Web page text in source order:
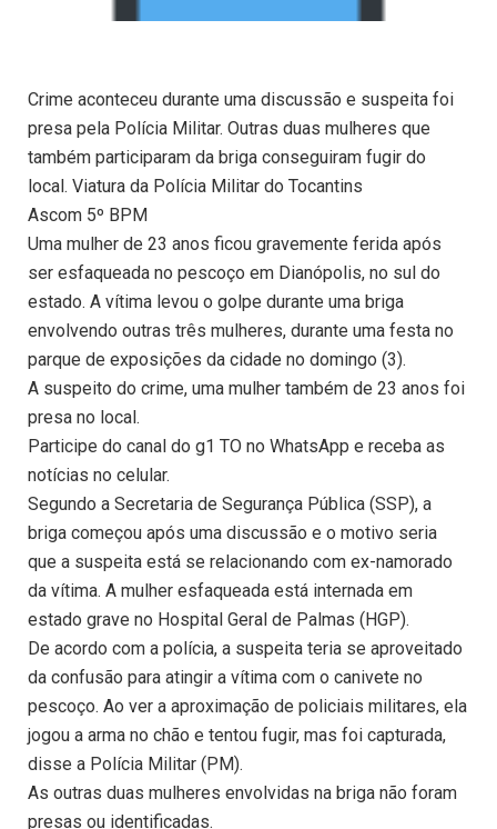
Crime aconteceu durante uma discussão e suspeita foi
presa pela Polícia Militar. Outras duas mulheres que
também participaram da briga conseguiram fugir do
local. Viatura da Polícia Militar do Tocantins
Ascom 5º BPM
Uma mulher de 23 anos ficou gravemente ferida após
ser esfaqueada no pescoço em Dianópolis, no sul do
estado. A vítima levou o golpe durante uma briga
envolvendo outras três mulheres, durante uma festa no
parque de exposições da cidade no domingo (3).
A suspeito do crime, uma mulher também de 23 anos foi
presa no local.
Participe do canal do g1 TO no WhatsApp e receba as
notícias no celular.
Segundo a Secretaria de Segurança Pública (SSP), a
briga começou após uma discussão e o motivo seria
que a suspeita está se relacionando com ex-namorado
da vítima. A mulher esfaqueada está internada em
estado grave no Hospital Geral de Palmas (HGP).
De acordo com a polícia, a suspeita teria se aproveitado
da confusão para atingir a vítima com o canivete no
pescoço. Ao ver a aproximação de policiais militares, ela
jogou a arma no chão e tentou fugir, mas foi capturada,
disse a Polícia Militar (PM).
As outras duas mulheres envolvidas na briga não foram
presas ou identificadas.